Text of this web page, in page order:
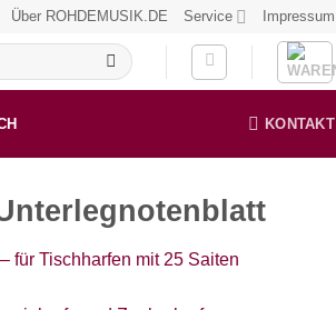
Über ROHDEMUSIK.DE Service Impressum
KONTAKT
für Tischharfen mit 25 Saiten